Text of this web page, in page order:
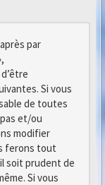
par
Si vous
de toutes
et/ou
modifier
ferons tout
soit prudent de
Si vous